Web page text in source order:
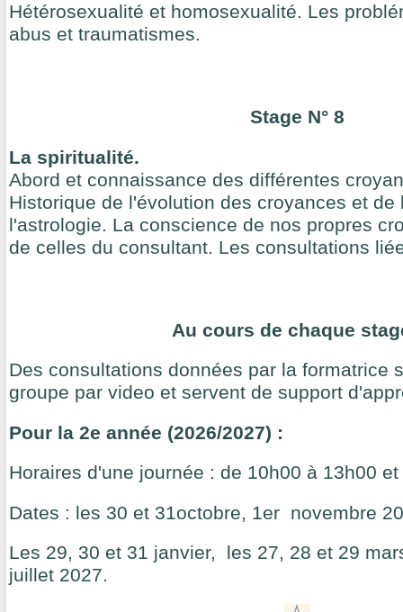
Hétérosexualité et homosexualité. Les
abus et traumatismes.
Stage N° 8
La spiritualité.
Abord et connaissance des différentes
Historique de l'évolution des croyances et de
l'astrologie. La conscience de nos propres
de celles du consultant. Les consultations
Au cours de chaque
Des consultations données par la formatrice
groupe par video et servent de support
Pour la 2e année (2026/2027) :
Horaires d'une journée : de 10h00 à 13h00
Dates : les 30 et 31octobre, 1er novembre
Les 29, 30 et 31 janvier, les 27, 28 et 29
juillet 2027.